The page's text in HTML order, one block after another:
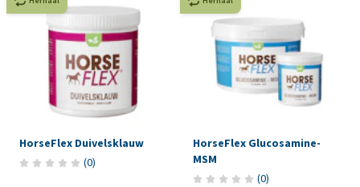
HorseFlex Duivelsklauw
(0)
HorseFlex Glucosamine-
MSM
(0)